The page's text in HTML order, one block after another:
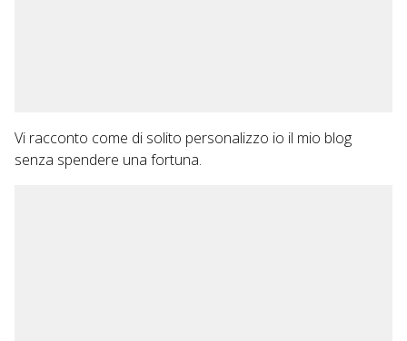
Vi racconto come di solito personalizzo io il mio blog
senza spendere una fortuna.